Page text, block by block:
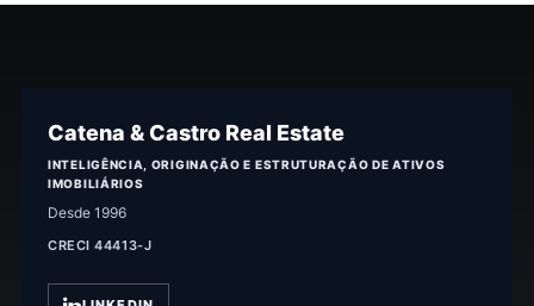
Catena & Castro Real Estate
INTELIGÊNCIA, ORIGINAÇÃO E ESTRUTURAÇÃO DE ATIVOS
IMOBILIÁRIOS
Desde 1996
CRECI 44413-J